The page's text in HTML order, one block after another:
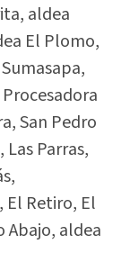
aldea
El Plomo,
San Pedro
Las Parras,
El Retiro, El
Abajo, aldea